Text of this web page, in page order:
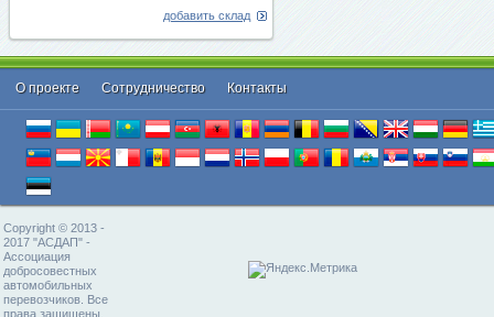
добавить склад
О проекте Cотрудничество Контакты
Copyright © 2013 -
2017 "АСДАП" -
Ассоциация
добросовестных
автомобильных
перевозчиков. Все
права защищены.